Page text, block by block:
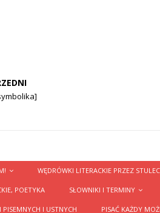
WĘDRÓWKI LITERACKIE PRZEZ
POETYKA SŁOWNIKI I TERMINY
I USTNYCH PISAĆ KAŻDY